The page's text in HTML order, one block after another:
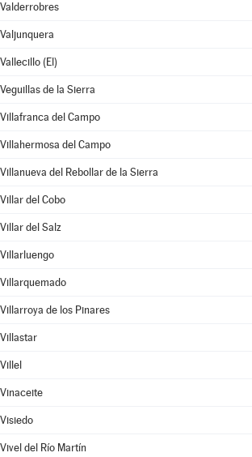
Valderrobres
Valjunquera
Vallecillo (El)
Veguillas de la Sierra
Villafranca del Campo
Villahermosa del Campo
Villanueva del Rebollar de la Sierra
Villar del Cobo
Villar del Salz
Villarluengo
Villarquemado
Villarroya de los Pinares
Villastar
Villel
Vinaceite
Visiedo
Vivel del Río Martín